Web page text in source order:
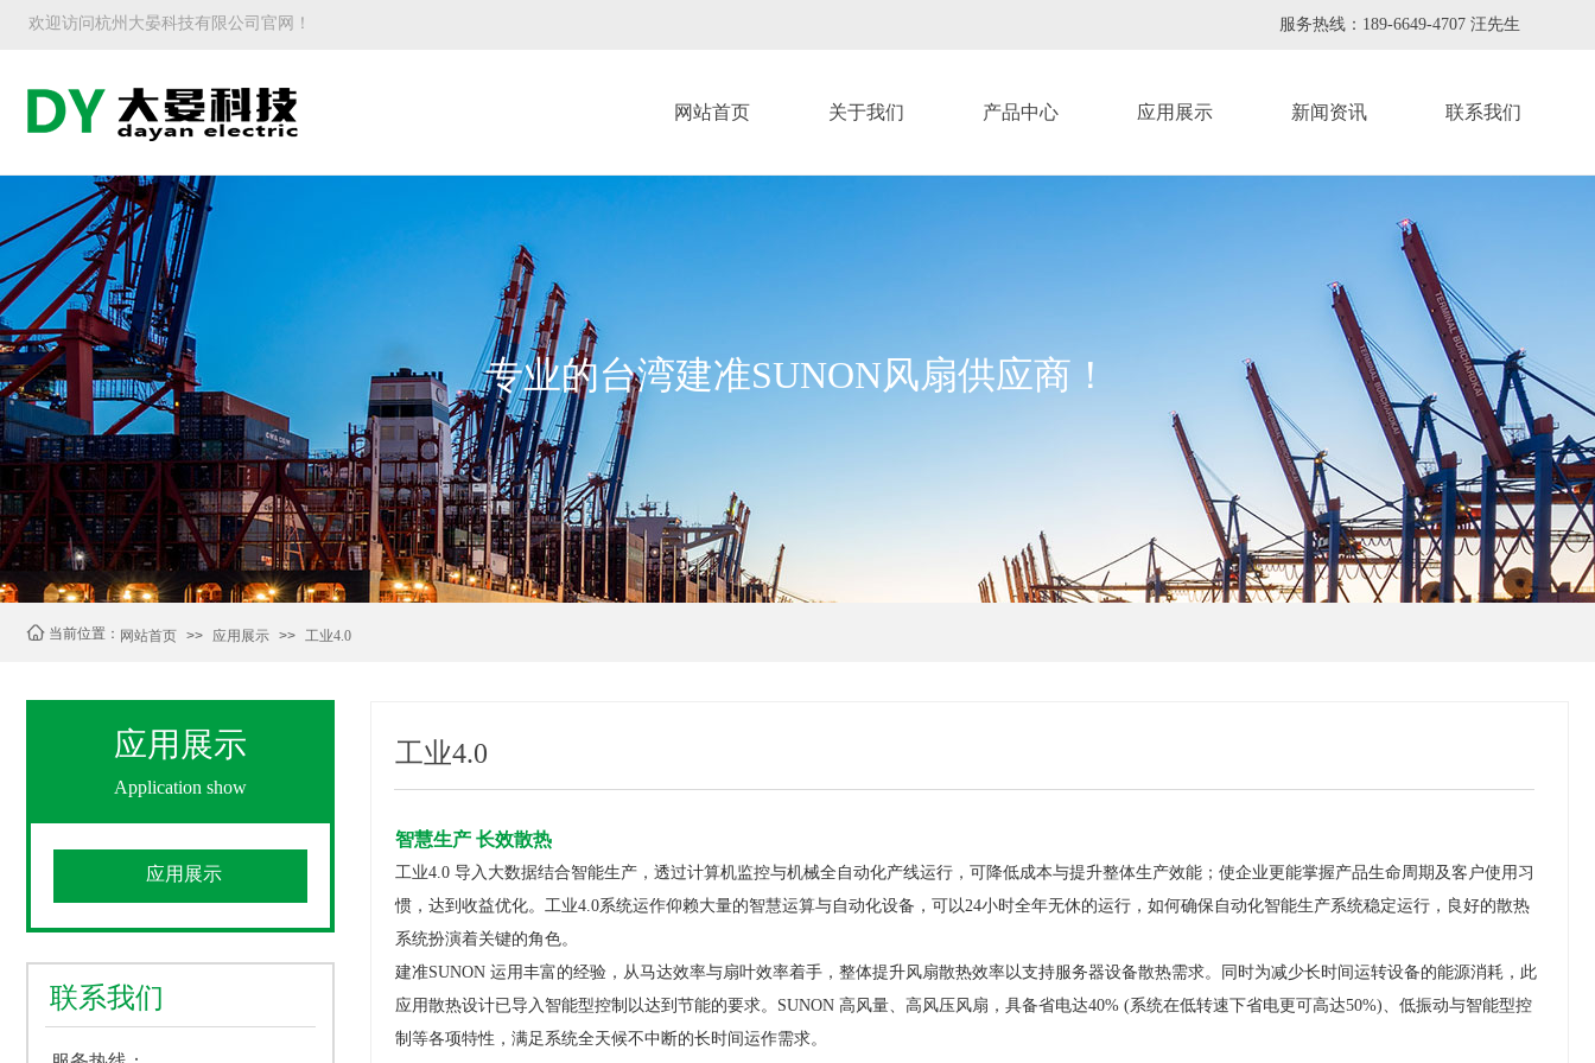
服务热线： 189-6649-4707 汪先生
欢迎访问杭州大晏科技有限公司官网！
网站首页 关于我们 产品中心 应用展示 新闻资讯 联系我们
专业的台湾建准SUNON风扇供应商！
网站首页 >> 应用展示 >> 工业4.0
当前位置：
Application show
应用展示
应用展示 工业4.0
智慧生产 长效散热
工业4.0 导入大数据结合智能生产，透过计算机监控与机械全自动化产线运行，可降低成本与提升整体生产效能；使企业更能掌握产品生命周期及客户使用习
惯，达到收益优化。工业4.0系统运作仰赖大量的智慧运算与自动化设备，可以24小时全年无休的运行，如何确保自动化智能生产系统稳定运行，良好的散热
系统扮演着关键的角色。
建准SUNON 运用丰富的经验，从马达效率与扇叶效率着手，整体提升风扇散热效率以支持服务器设备散热需求。同时为减少长时间运转设备的能源消耗，此
应用散热设计已导入智能型控制以达到节能的要求。SUNON 高风量、高风压风扇，具备省电达40% (系统在低转速下省电更可高达50%)、低振动与智能型控
制等各项特性，满足系统全天候不中断的长时间运作需求。
联系我们